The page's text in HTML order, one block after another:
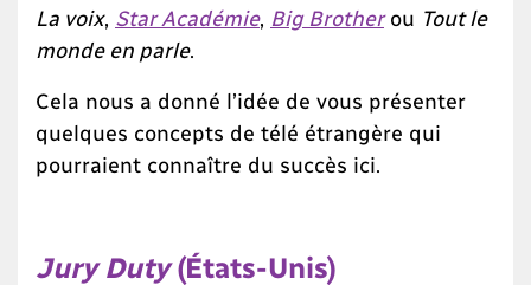
La voix, Star Académie, Big Brotherou Tout le
monde en parle.
Cela nous a donné l’idée de vous présenter
quelques concepts de télé étrangère qui
pourraient connaître du succès ici.
Jury Duty(États-Unis)